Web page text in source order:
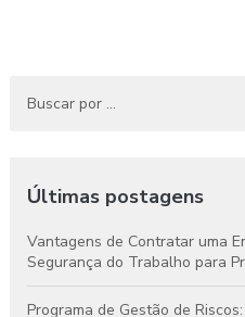
Últimas postagens
Vantagens de Contratar uma
Segurança do Trabalho para
Programa de Gestão de